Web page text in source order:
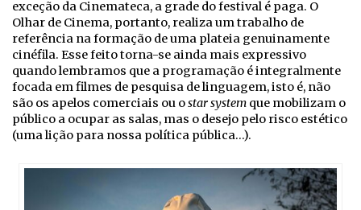
exceção da Cinemateca, a grade do festival é paga. O
Olhar de Cinema, portanto, realiza um trabalho de
referência na formação de uma plateia genuinamente
cinéfila. Esse feito torna-se ainda mais expressivo
quando lembramos que a programação é integralmente
focada em filmes de pesquisa de linguagem, isto é, não
são os apelos comerciais ou ostar system que mobilizam o
público a ocupar as salas, mas o desejo pelo risco estético
(uma lição para nossa política pública…).